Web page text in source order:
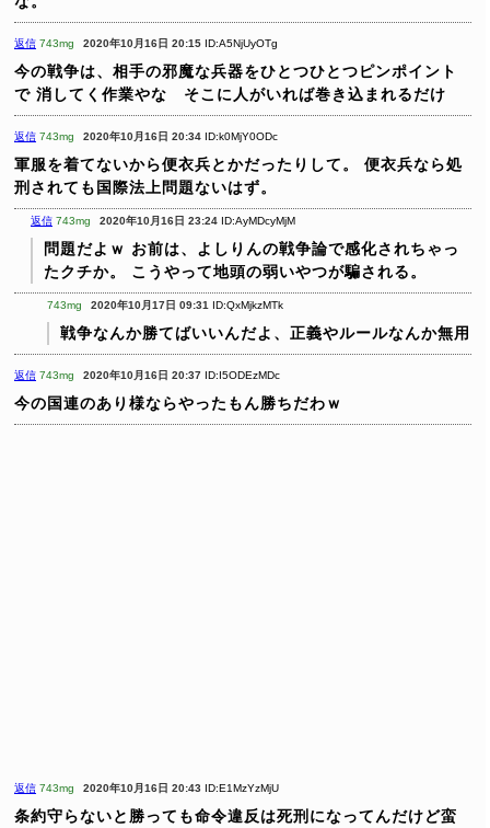
返信 743mg 2020年10月16日 20:15 ID:A5NjUyOTg
今の戦争は、相手の邪魔な兵器をひとつひとつピンポイント
で 消してく作業やな そこに人がいれば巻き込まれるだけ
返信 743mg 2020年10月16日 20:34 ID:k0MjY0ODc
軍服を着てないから便衣兵とかだったりして。
便衣兵なら処
刑されても国際法上問題ないはず。
返信 743mg 2020年10月16日 23:24 ID:AyMDcyMjM
問題だよｗ お前は、よしりんの戦争論で感化されちゃっ
たクチか。
こうやって地頭の弱いやつが騙される。
743mg 2020年10月17日 09:31 ID:QxMjkzMTk
戦争なんか勝てばいいんだよ、正義やルールなんか無用
返信 743mg 2020年10月16日 20:37 ID:I5ODEzMDc
今の国連のあり様ならやったもん勝ちだわｗ
返信 743mg 2020年10月16日 20:43 ID:E1MzYzMjU
条約守らないと勝っても命令違反は死刑になってんだけど蛮